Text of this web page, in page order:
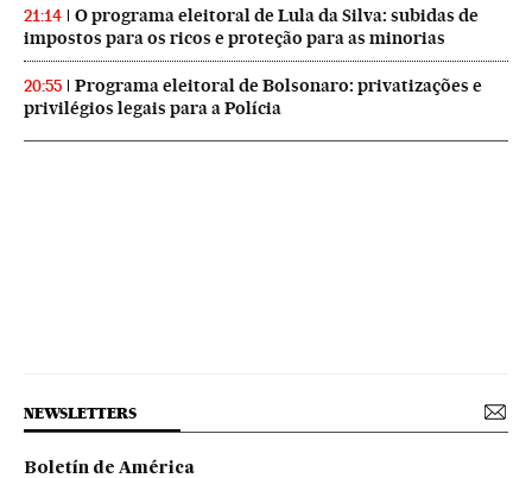
21:14
O programa eleitoral de Lula da Silva: subidas de
impostos para os ricos e proteção para as minorias
20:55
Programa eleitoral de Bolsonaro: privatizações e
privilégios legais para a Polícia
NEWSLETTERS
Boletín de América